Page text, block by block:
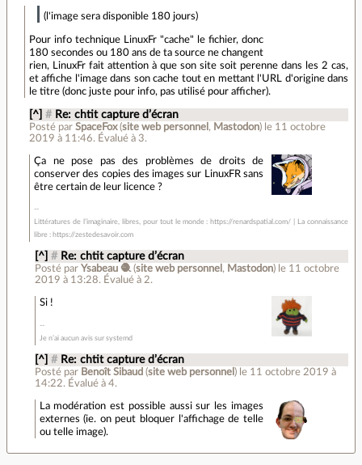
(l'image sera disponible 180 jours)
Pour info technique LinuxFr "cache" le fichier, donc
180 secondes ou 180 ans de ta source ne changent
rien, LinuxFr fait attention à que son site soit perenne dans les 2 cas,
et affiche l'image dans son cache tout en mettant l'URL d'origine dans
le titre (donc juste pour info, pas utilisé pour afficher).
[^] # Re: chtit capture d’écran
Posté parSpaceFox(site web personnel , Mastodon) le 11 octobre
2019 à 11:46. Évalué à 3.
Ça ne pose pas des problèmes de droits de
conserver des copies des images sur LinuxFR sans
être certain de leur licence ?
Littératures de l’imaginaire, libres, pour tout le monde : https://renardspatial.com/ | La connaissance
libre : https://zestedesavoir.com
[^] # Re: chtit capture d’écran
Posté par Ysabeau 🧶(site web personnel , Mastodon) le 11 octobre
2019 à 13:28. Évalué à 2.
Si !
Je n’ai aucun avis sur systemd
[^] # Re: chtit capture d’écran
Posté par Benoît Sibaud (site web personnel ) le 11 octobre 2019 à
14:22. Évalué à 4.
La modération est possible aussi sur les images
externes (ie. on peut bloquer l'affichage de telle
ou telle image).